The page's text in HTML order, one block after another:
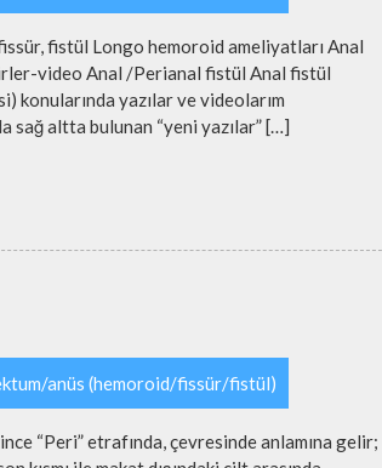
fistül Longo hemoroid ameliyatları Anal
video Anal /Perianal fistül Anal fistül
konularında yazılar ve videolarım
sağ altta bulunan “yeni yazılar” […]
anüs (hemoroid/fissür/fistül)
“Peri” etrafında, çevresinde anlamına gelir;